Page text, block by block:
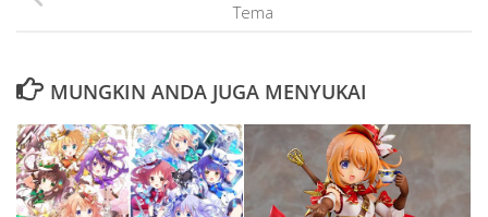
Tema
MUNGKIN ANDA JUGA MENYUKAI